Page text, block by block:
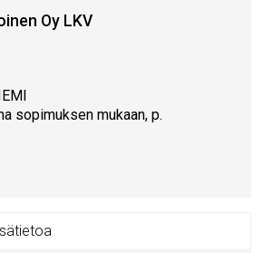
Oy LKV
sopimuksen mukaan, p.